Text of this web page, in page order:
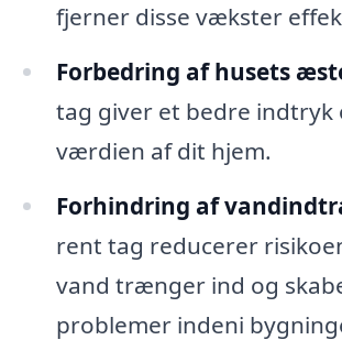
fjerner disse vækster
Forbedring af husets
tag giver et bedre indtryk
værdien af dit hjem.
Forhindring af
rent tag reducerer
vand trænger ind og
problemer indeni